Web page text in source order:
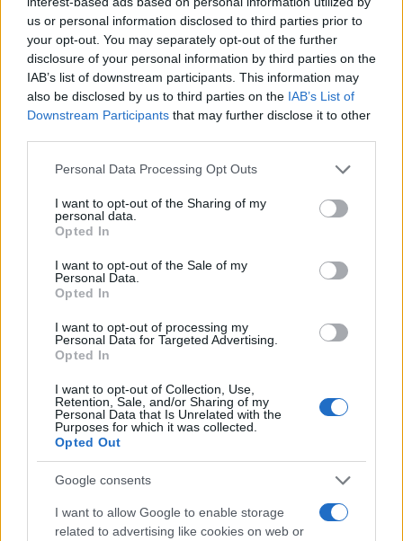
us or personal information disclosed to third parties prior to
your opt-out. You may separately opt-out of the further
disclosure of your personal information by third parties on the
IAB’s list of downstream participants. This information may
also be disclosed by us to third parties on the IAB’s List of
Downstream Participants that may further disclose it to other
Please note that this website/app uses one or more Google
not limited to your visit or usage behaviour. You may click to
grant or deny consent to Google and its third-party tags to
use your data for below specified purposes in below Google
consent section.
Personal Data Processing Opt Outs
I want to opt-out of the Sharing of my
personal data.
Opted In
I want to opt-out of the Sale of my
Personal Data.
Opted In
I want to opt-out of processing my
Personal Data for Targeted Advertising.
Opted In
I want to opt-out of Collection, Use,
Retention, Sale, and/or Sharing of my
Personal Data that Is Unrelated with the
Purposes for which it was collected.
Opted Out
Google consents
I want to allow Google to enable storage
related to advertising like cookies on web or
•Σταδίου
•Πανεπιστημίου
ΔΙΑΦΗΜΙΣΗ
Αν τα χάσατε